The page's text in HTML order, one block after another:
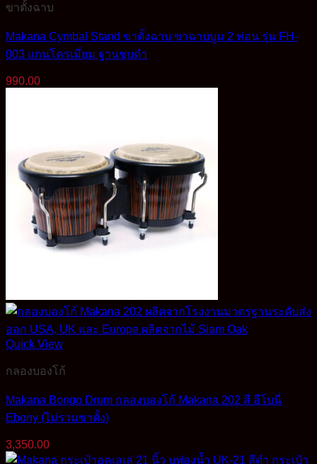
ขาตั้งฉาบ
Makana Cymbal Stand ขาตั้งฉาบ ขาฉาบบูม 2 ท่อน รุ่น FH-
003 แกนโครเมี่ยม ฐานชุบดำ
990.00
Quick View
กลองบองโก้
Makana Bongo Drum กลองบองโก้ Makana 202 สี อีโบนี่
Ebony (ไม่รวมขาตั้ง)
3,350.00